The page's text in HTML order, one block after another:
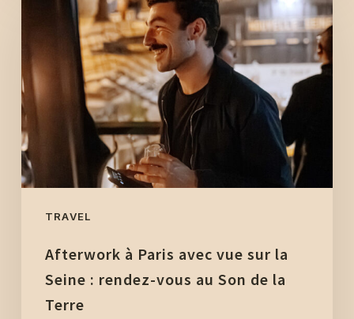
TRAVEL
avec
vue
sur
la
Seine
:
rendez-
vous
SonAfterwork à Paris avec vue sur la
Seine : rendez-vous au Son de la
Terre